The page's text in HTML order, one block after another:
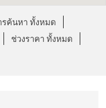
ค้นหา ทั้งหมด
ช่วงราคา ทั้งหมด